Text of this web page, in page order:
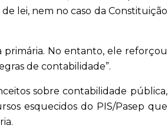
lei, nem no caso da Constituição
primária. No entanto, ele reforçou
de contabilidade”.
sobre contabilidade pública,
esquecidos do PIS/Pasep que